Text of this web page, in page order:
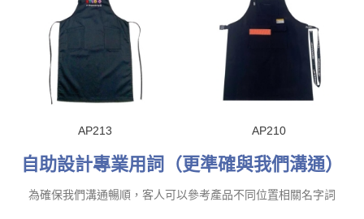
AP213 AP210
自助設計專業用詞（更準確與我們溝通）
為確保我們溝通暢順，客人可以參考產品不同位置相關名字詞